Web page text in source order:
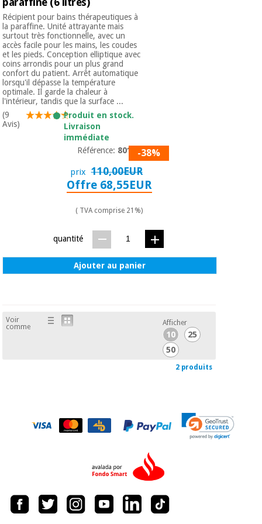
Vétérinaire
Orthopédie
Instruments
chirurgicaux
(déstockage)
Récipient pour bains thérapeutiques à
la paraffine. Unité attrayante mais
surtout très fonctionnelle, avec un
accès facile pour les mains, les coudes
et les pieds. Conception elliptique avec
coins arrondis pour un plus grand
confort du patient. Arrêt automatique
lorsqu'il dépasse la température
optimale. Il garde la chaleur à
l'intérieur, tandis que la surface ...
(9
Avis)
Produit en stock.
Livraison
immédiate
Référence: 80101-38%
prix 110,00EUR
Offre 68,55EUR
( TVA comprise 21%)
quantité
Ajouter au panier
Voir
comme
Afficher
10
25
50
2 produits